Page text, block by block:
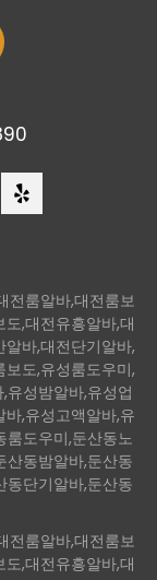
전룸알바,대전룸보
,대전유흥알바,대
바,대전단기알바,
도,유성룸도우미,
유성밤알바,유성업
,유성고액알바,유
룸도우미,둔산동노
산동밤알바,둔산동
동단기알바,둔산동
전룸알바,대전룸보
,대전유흥알바,대